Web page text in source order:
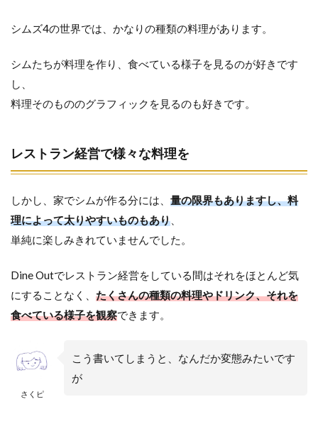
シムズ4の世界では、かなりの種類の料理があります。
シムたちが料理を作り、食べている様子を見るのが好きです
し、
料理そのもののグラフィックを見るのも好きです。
レストラン経営で様々な料理を
しかし、家でシムが作る分には、 量の限界もありますし、料
理によって太りやすいものもあり
単純に楽しみきれていませんでした。
Dine Outでレストラン経営をしている間はそれをほとんど気
にすることなく、 たくさんの種類の料理やドリンク、それを
食べている様子を観察できます。
さくピ
こう書いてしまうと、なんだか変態みたいです
が